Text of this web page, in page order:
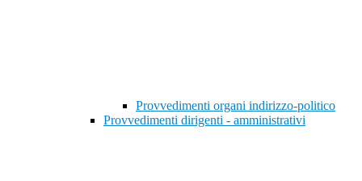
Provvedimenti organi indirizzo-politico
Provvedimenti dirigenti - amministrativi